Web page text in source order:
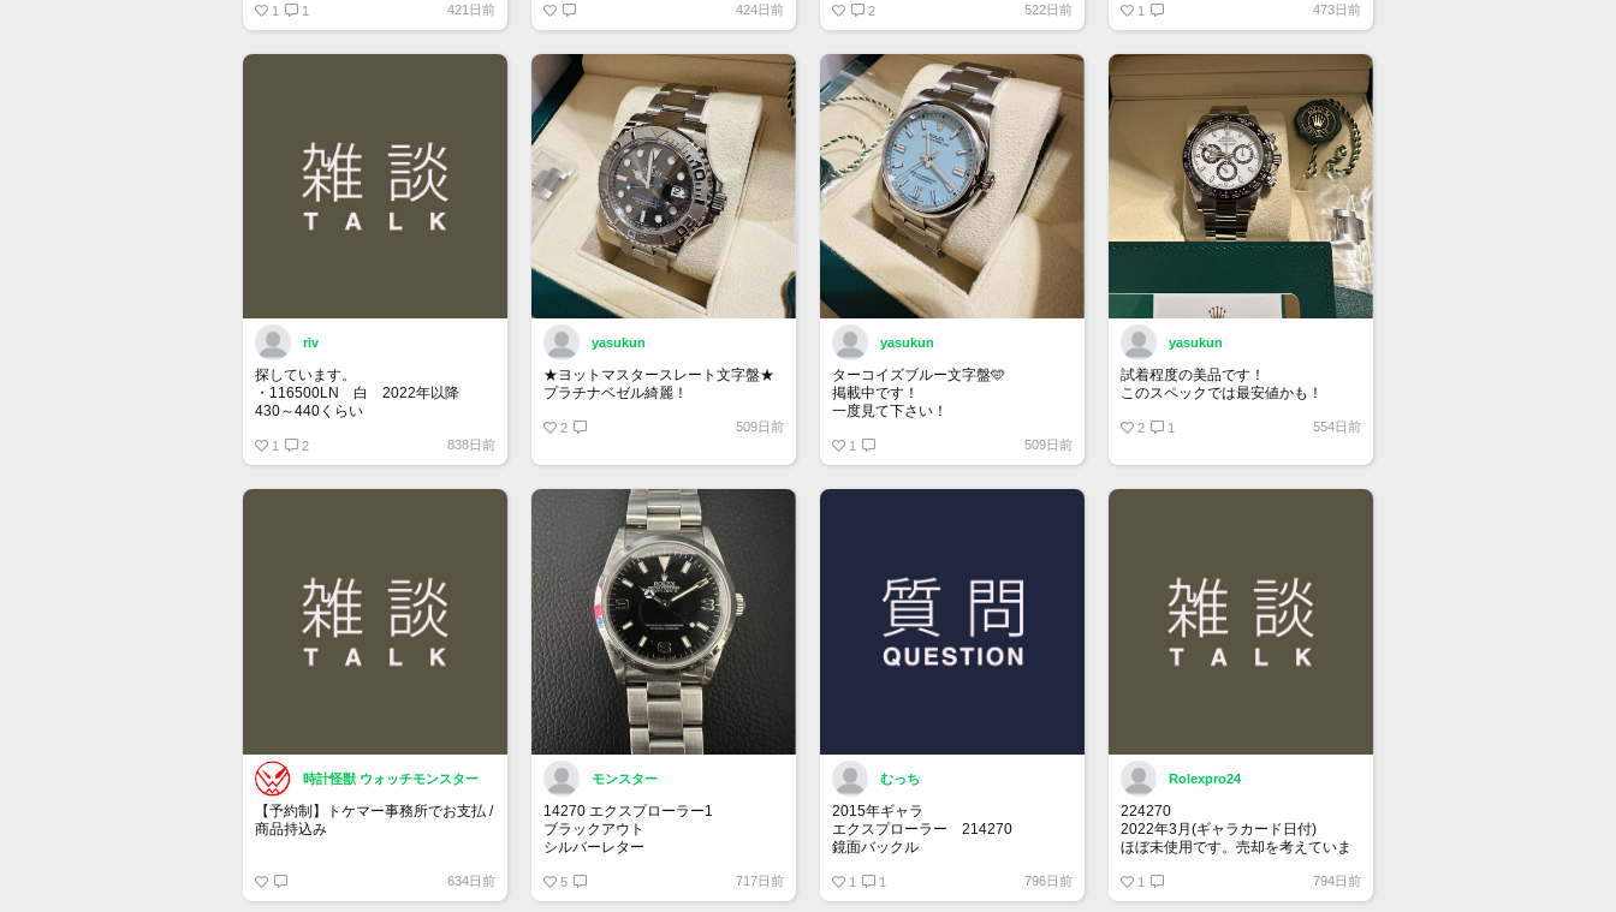
銘柄番号7932 ニッピ
株価が下がっても、上がっても
1 1 421日前 424日前
属品は完備の状態を希望します。
お値段140万～170万位でよろしくお
2 522日前
ている10％は下になっていると思い
ます。
1 473日前
riv
探しています。
・116500LN 白 2022年以降
430～440くらい
式 120くらい
1 2 838日前
yasukun
★ヨットマスタースレート文字盤★
プラチナベゼル綺麗！
2 509日前
yasukun
ターコイズブルー文字盤🩵
掲載中です！
一度見て下さい！
1 509日前
yasukun
試着程度の美品です！
このスペックでは最安値かも！
2 1 554日前
時計怪獣 ウォッチモンスター
【予約制】トケマー事務所でお支払 /
商品持込み
フォームからご予約ください！
634日前
モンスター
14270 エクスプローラー1
ブラックアウト
シルバーレター
オールトリチウム
5 717日前
むっち
2015年ギャラ
エクスプローラー 214270
鏡面バックル
思い出の年に製造されてるエクスプ
ローラー1を探しております。
1 1 796日前
Rolexpro24
224270
2022年3月(ギャラカード日付)
ほぼ未使用です。売却を考えていま
関心ある方、メッセージください
1 794日前